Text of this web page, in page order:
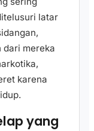
latar
dari mereka
karena
yang